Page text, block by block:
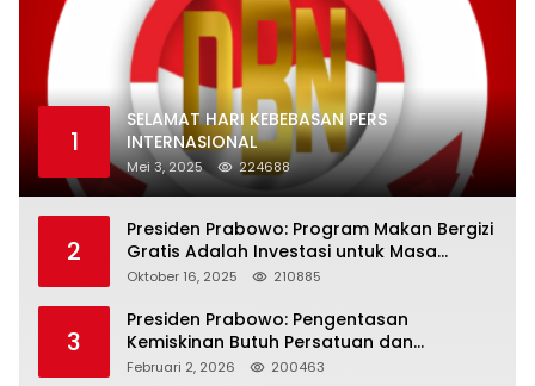
1
SELAMAT HARI KEBEBASAN PERS
INTERNASIONAL
Mei 3, 2025 224688
2
Presiden Prabowo: Program Makan Bergizi
Gratis Adalah Investasi untuk Masa
Depan Bangsa
Oktober 16, 2025 210885
3
Presiden Prabowo: Pengentasan
Kemiskinan Butuh Persatuan dan
Kepemimpinan yang Bertanggung Jawab
Februari 2, 2026 200463